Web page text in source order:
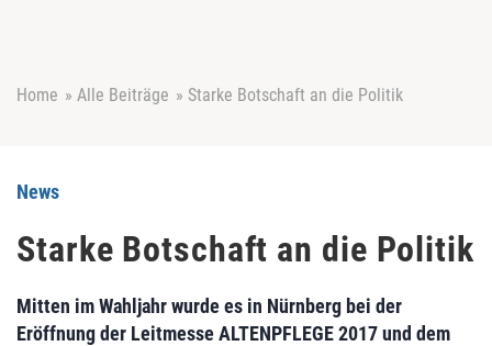
Home » Alle Beiträge » Starke Botschaft an die Politik
News
Starke Botschaft an die Politik
Mitten im Wahljahr wurde es in Nürnberg bei der
Eröffnung der Leitmesse ALTENPFLEGE 2017 und dem